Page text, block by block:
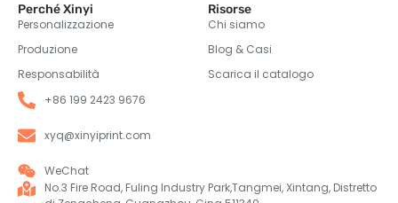
Perché Xinyi
Personalizzazione
Produzione
Responsabilità
Risorse
Chi siamo
Blog & Casi
Scarica il catalogo
+86 199 2423 9676
xyq@xinyiprint.com
WeChat
No.3 Fire Road, Fuling Industry Park,Tangmei, Xintang, Distretto